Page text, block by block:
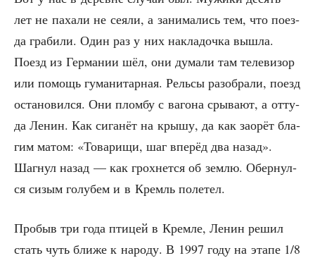
лет не паха­ли не сея­ли, а зани­ма­лись тем, что поез­
да гра­би­ли. Один раз у них накла­доч­ка вышла.
Поезд из Гер­ма­нии шёл, они дума­ли там теле­ви­зор
или помощь гума­ни­тар­ная. Рель­сы разо­бра­ли, поезд
оста­но­вил­ся. Они плом­бу с ваго­на сры­ва­ют, а отту­
да Ленин. Как сига­нёт на кры­шу, да как заорёт бла­
гим матом: «Това­ри­щи, шаг впе­рёд два назад».
Шаг­нул назад — как грох­нет­ся об зем­лю. Обер­нул­
ся сизым голу­бем и в Кремль полетел.
Про­быв три года пти­цей в Крем­ле, Ленин решил
стать чуть бли­же к наро­ду. В 1997 году на эта­пе 1/8